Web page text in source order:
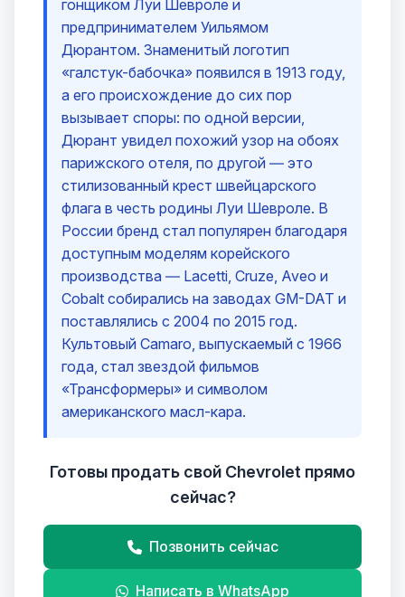
гонщиком Луи Шевроле и
предпринимателем Уильямом
Дюрантом. Знаменитый логотип
«галстук-бабочка» появился в 1913 году,
а его происхождение до сих пор
вызывает споры: по одной версии,
Дюрант увидел похожий узор на обоях
парижского отеля, по другой — это
стилизованный крест швейцарского
флага в честь родины Луи Шевроле. В
России бренд стал популярен благодаря
доступным моделям корейского
производства — Lacetti, Cruze, Aveo и
Cobalt собирались на заводах GM-DAT и
поставлялись с 2004 по 2015 год.
Культовый Camaro, выпускаемый с 1966
года, стал звездой фильмов
«Трансформеры» и символом
американского масл-кара.
Готовы продать свой Chevrolet прямо
сейчас?
Позвонить сейчас
Написать в WhatsApp